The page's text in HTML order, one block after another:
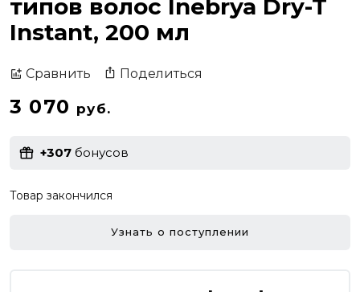
типов волос Inebrya Dry-T
Instant, 200 мл
Сравнить Поделиться
3 070 руб.
+307 бонусов
Товар закончился
Узнать о поступлении